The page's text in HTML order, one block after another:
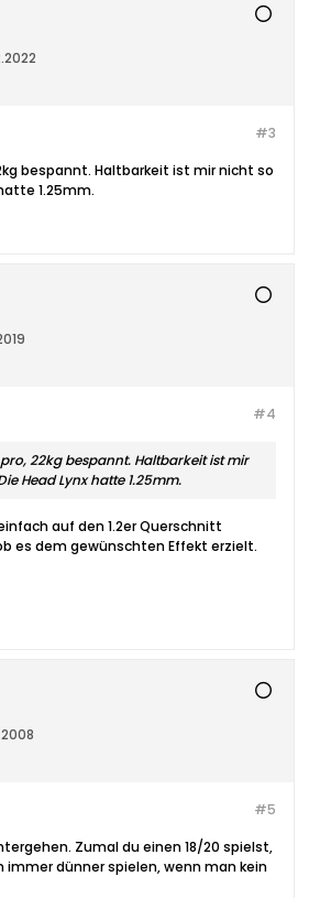
#3
bespannt. Haltbarkeit ist mir nicht so
1.25mm.
#4
22kg bespannt. Haltbarkeit ist mir
Head Lynx hatte 1.25mm.
auf den 1.2er Querschnitt
es dem gewünschten Effekt erzielt.
#5
Zumal du einen 18/20 spielst,
dünner spielen, wenn man kein